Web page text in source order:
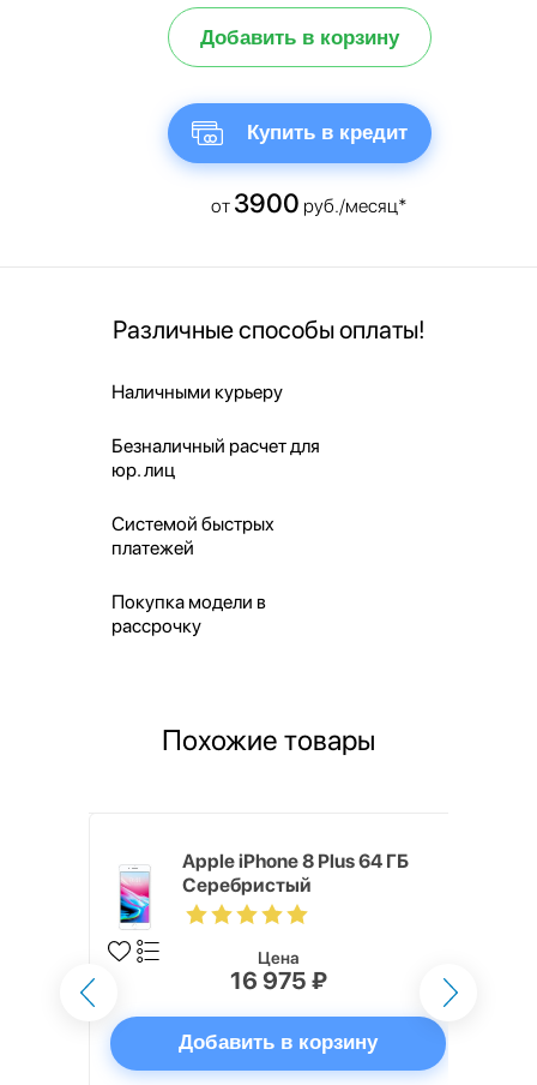
Добавить в корзину
Купить в кредит
от 3900 руб./месяц*
Различные способы оплаты!
Наличными курьеру
Безналичный расчет для
юр. лиц
Системой быстрых
платежей
Покупка модели в
рассрочку
Похожие товары
Apple iPhone 8 Plus 64 ГБ
Серебристый
Цена
16 975 ₽
Добавить в корзину